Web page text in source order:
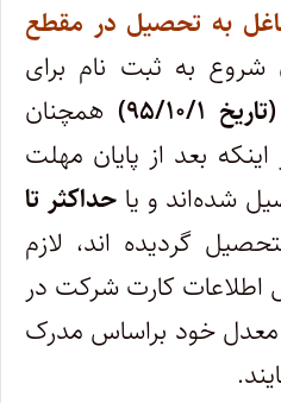
به‌ تحصیل‌ در مقطع
شروع به ثبت نام برای
(تاریخ ۹۵/۱۰/۱)
همچنان
اینکه بعد از پایان مهلت
شده‌اند و یاحداکثر تا
گردیده اند، لازم
کارت شرکت در
خود براساس مدرک